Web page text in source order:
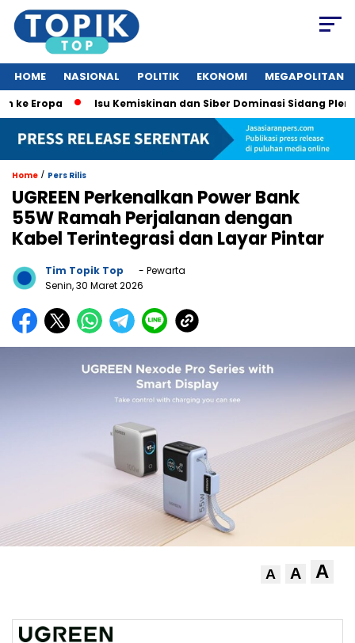
HOME NASIONAL POLITIK EKONOMI MEGAPOLITAN
Isu Kemiskinan dan Siber Dominasi Sidang Pleno KTT
Home / Pers Rilis
UGREEN Perkenalkan Power Bank
55W Ramah Perjalanan dengan
Kabel Terintegrasi dan Layar Pintar
Tim Topik Top
- Pewarta
Senin, 30 Maret 2026
A A A